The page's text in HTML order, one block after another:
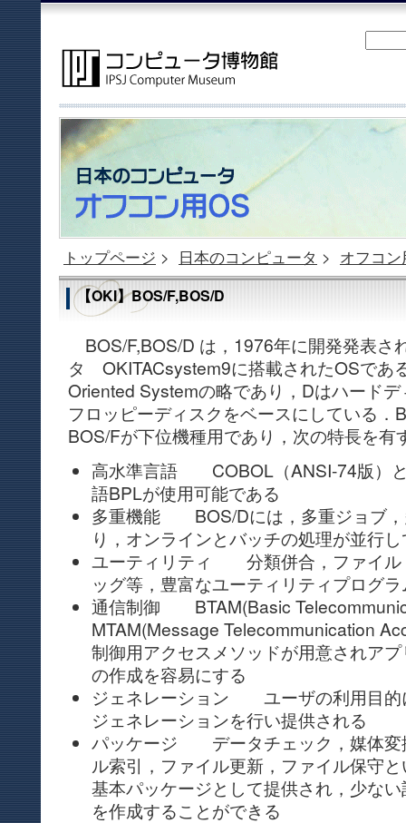
トップページ > 日本のコンピュータ > オフコン
【OKI】BOS/F,BOS/D
BOS/F,BOS/D は，1976年に開発発表さ
タ OKITACsystem9に搭載されたOSであ
Oriented Systemの略であり，Dはハード
フロッピーディスクをベースにしている．
BOS/Fが下位機種用であり，次の特長を有
高水準言語 COBOL（ANSI-74版）と
語BPLが使用可能である
多重機能 BOS/Dには，多重ジョブ，
り，オンラインとバッチの処理が並行
ユーティリティ 分類併合，ファイル
ッグ等，豊富なユーティリティプログ
通信制御 BTAM(Basic
MTAM(Message Telecommunication
制御用アクセスメソッドが用意されア
の作成を容易にする
ジェネレーション ユーザの利用目的
ジェネレーションを行い提供される
パッケージ データチェック，媒体変
ル索引，ファイル更新，ファイル保守
基本パッケージとして提供され，少な
を作成することができる